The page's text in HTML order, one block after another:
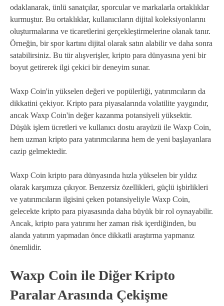
odaklanarak, ünlü sanatçılar, sporcular ve markalarla ortaklıklar
kurmuştur. Bu ortaklıklar, kullanıcıların dijital koleksiyonlarını
oluşturmalarına ve ticaretlerini gerçekleştirmelerine olanak tanır.
Örneğin, bir spor kartını dijital olarak satın alabilir ve daha sonra
satabilirsiniz. Bu tür alışverişler, kripto para dünyasına yeni bir
boyut getirerek ilgi çekici bir deneyim sunar.
Waxp Coin'in yükselen değeri ve popülerliği, yatırımcıların da
dikkatini çekiyor. Kripto para piyasalarında volatilite yaygındır,
ancak Waxp Coin'in değer kazanma potansiyeli yüksektir.
Düşük işlem ücretleri ve kullanıcı dostu arayüzü ile Waxp Coin,
hem uzman kripto para yatırımcılarına hem de yeni başlayanlara
cazip gelmektedir.
Waxp Coin kripto para dünyasında hızla yükselen bir yıldız
olarak karşımıza çıkıyor. Benzersiz özellikleri, güçlü işbirlikleri
ve yatırımcıların ilgisini çeken potansiyeliyle Waxp Coin,
gelecekte kripto para piyasasında daha büyük bir rol oynayabilir.
Ancak, kripto para yatırımı her zaman risk içerdiğinden, bu
alanda yatırım yapmadan önce dikkatli araştırma yapmanız
önemlidir.
Waxp Coin ile Diğer Kripto
Paralar Arasında Çekişme